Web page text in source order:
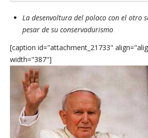
La desenvoltura del polaco con el otro
pesar de su conservadurismo
[caption id="attachment_21733"
width="387"]